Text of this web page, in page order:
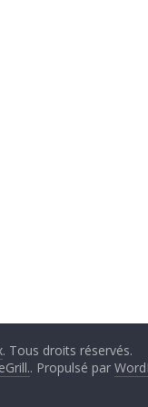
. Tous droits réservés.
. Propulsé par